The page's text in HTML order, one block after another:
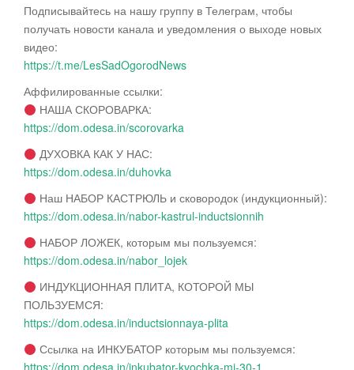
Подписывайтесь на нашу группу в Телеграм, чтобы
получать новости канала и уведомления о выходе новых
видео:
https://t.me/LesSadOgorodNews
Аффилированные ссылки:
НАША СКОРОВАРКА:
https://dom.odesa.in/scorovarka
ДУХОВКА КАК У НАС:
https://dom.odesa.in/duhovka
Наш НАБОР КАСТРЮЛЬ и сковородок (индукционный):
https://dom.odesa.in/nabor-kastrul-inductsionnih
НАБОР ЛОЖЕК, которым мы пользуемся:
https://dom.odesa.in/nabor_lojek
ИНДУКЦИОННАЯ ПЛИТА, КОТОРОЙ МЫ
ПОЛЬЗУЕМСЯ:
https://dom.odesa.in/inductsionnaya-plita
Ссылка на ИНКУБАТОР которым мы пользуемся: